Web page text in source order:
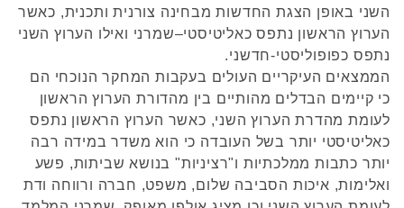
השני באופן הצגת החדשות מבחינה צורנית ותכנית, כאשר
הערוץ הראשון נתפס כאליטיסטי–שמרני ואילו הערוץ השני
נתפס כפופוליסטי-חדשני.
הממצאים העיקריים העולים בעקבות המחקר הנוכחי הם
כי קיימים הבדלים מהותיים בין מהדורת הערוץ הראשון
לעומת מהדרת הערוץ השני, כאשר הערוץ הראשון נתפס
כאליטיסטי יותר בשל העובדה כי הוא משדר במידה רבה
יותר כתבות ממלכתיות ו"רציניות" בנושא שביתות, פשע
ואלימות, איכות הסביבה שלום, משפט, חברה ורווחה ודת